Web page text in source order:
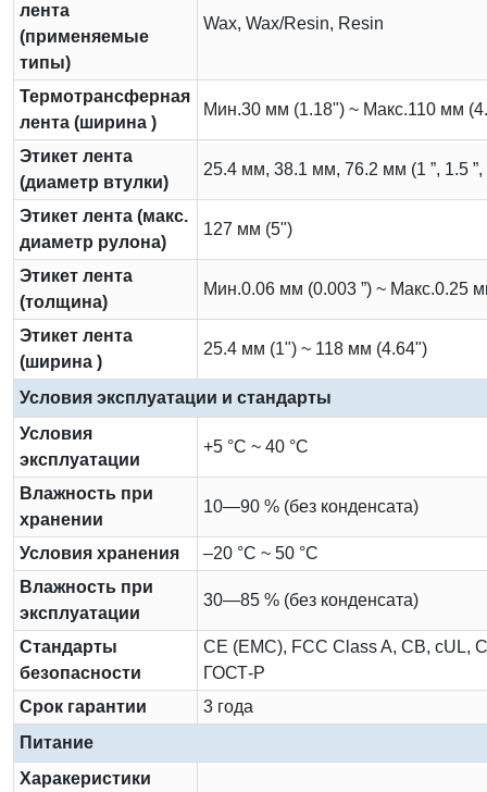
лента
(применяемые
типы)
Wax, Wax/Resin, Resin
Термотрансферная
лента (ширина )
Мин.30 мм (1.18") ~ Макс.110 мм
Этикет лента
(диаметр втулки)
25.4 мм, 38.1 мм, 76.2 мм (1 ”, 1.5 ”,
Этикет лента (макс.
диаметр рулона)
127 мм (5")
Этикет лента
(толщина)
Мин.0.06 мм (0.003 ”) ~ Макс.0.25
Этикет лента
(ширина )
25.4 мм (1") ~ 118 мм (4.64")
Условия эксплуатации и стандарты
Условия
эксплуатации
+5 °C ~ 40 °C
Влажность при
хранении
10—90 % (без конденсата)
Условия хранения
–20 °C ~ 50 °C
Влажность при
эксплуатации
30—85 % (без конденсата)
Стандарты
безопасности
CE (EMC), FCC Class A, CB, cUL,
ГОСТ-Р
Срок гарантии
3 года
Питание
Харакеристики